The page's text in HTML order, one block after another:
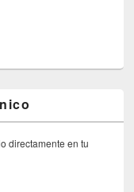
directamente en tu